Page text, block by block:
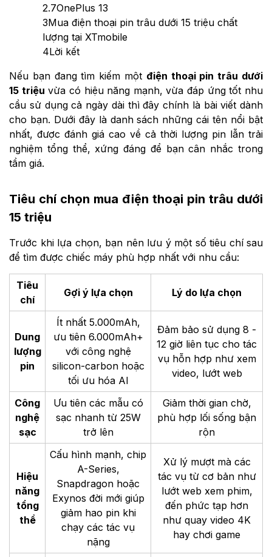
2.7OnePlus 13
3Mua điện thoại pin trâu dưới 15 triệu chất
lượng tại XTmobile
4Lời kết
Nếu bạn đang tìm kiếm một điện thoại pin trâu dưới
15 triệu vừa có hiệu năng mạnh, vừa đáp ứng tốt nhu
cầu sử dụng cả ngày dài thì đây chính là bài viết dành
cho bạn. Dưới đây là danh sách những cái tên nổi bật
nhất, được đánh giá cao về cả thời lượng pin lẫn trải
nghiệm tổng thể, xứng đáng để bạn cân nhắc trong
tầm giá.
Tiêu chí chọn mua điện thoại pin trâu dưới
15 triệu
Trước khi lựa chọn, bạn nên lưu ý một số tiêu chí sau
để tìm được chiếc máy phù hợp nhất với nhu cầu:
Tiêu
chí
Gợi ý lựa chọn Lý do lựa chọn
Dung
lượng
pin
Ít nhất 5.000mAh,
ưu tiên 6.000mAh+
với công nghệ
silicon-carbon hoặc
tối ưu hóa AI
Đảm bảo sử dụng 8 -
12 giờ liên tục cho tác
vụ hỗn hợp như xem
video, lướt web
Công
nghệ
sạc
Ưu tiên các mẫu có
sạc nhanh từ 25W
trở lên
Giảm thời gian chờ,
phù hợp lối sống bận
rộn
Hiệu
năng
tổng
thể
Cấu hình mạnh, chip
A-Series,
Snapdragon hoặc
Exynos đời mới giúp
giảm hao pin khi
chạy các tác vụ
nặng
Xử lý mượt mà các
tác vụ từ cơ bản như
lướt web xem phim,
đến phức tạp hơn
như quay video 4K
hay chơi game